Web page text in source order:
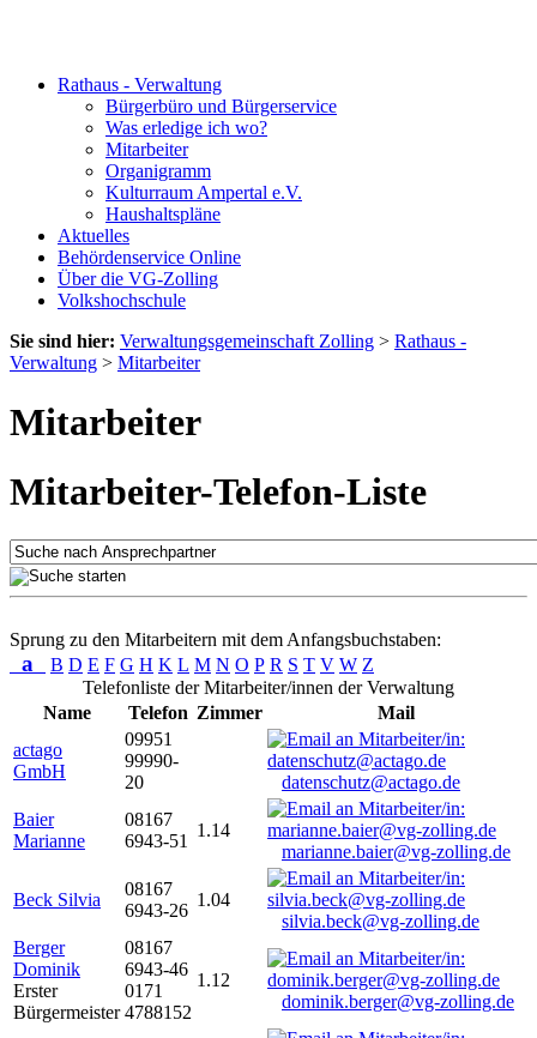
Rathaus - Verwaltung
Bürgerbüro und Bürgerservice
Was erledige ich wo?
Mitarbeiter
Organigramm
Kulturraum Ampertal e.V.
Haushaltspläne
Aktuelles
Behördenservice Online
Über die VG-Zolling
Volkshochschule
Sie sind hier: Verwaltungsgemeinschaft Zolling > Rathaus -
Verwaltung > Mitarbeiter
Mitarbeiter
Mitarbeiter-Telefon-Liste
Sprung zu den Mitarbeitern mit dem Anfangsbuchstaben:
a B D E F G H K L M N O P R S T V W Z
Telefonliste der Mitarbeiter/innen der Verwaltung
Name
Telefon Zimmer
Mail
actago
GmbH
09951
99990-
20
datenschutz@actago.de
Baier
Marianne
08167
6943-51
1.14
marianne.baier@vg-zolling.de
Beck Silvia
08167
6943-26
1.04
silvia.beck@vg-zolling.de
Berger
Dominik
Erster
Bürgermeister
08167
6943-46
0171
4788152
1.12
dominik.berger@vg-zolling.de